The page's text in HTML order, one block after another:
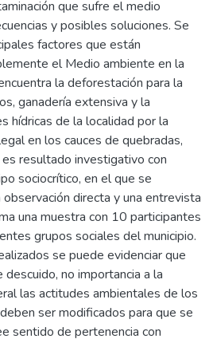
que sufre el medio
y posibles soluciones. Se
factores que están
el Medio ambiente en la
la deforestación para la
ganadería extensiva y la
hídricas de la localidad por la
en los cauces de quebradas,
resultado investigativo con
sociocrítico, en el que se
directa y una entrevista
una muestra con 10 participantes
grupos sociales del municipio.
se puede evidenciar que
no importancia a la
las actitudes ambientales de los
ser modificados para que se
sentido de pertenencia con